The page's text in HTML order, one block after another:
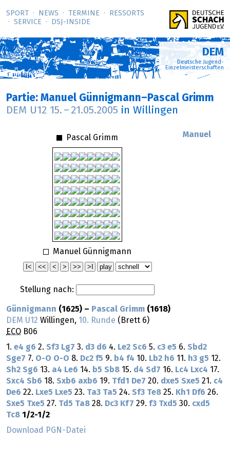
SPORT NEWS TERMINE
RESSORTS
SERVICE
DSJ-­INSIDE
DEM
Deutsche Jugend-
Einzelmeisterschaften
Partie: Manuel Günnigmann–Pascal Grimm
DEM U12 15. – 21.05.2005 in Willingen
Pascal Grimm
Manuel Günnigmann
Stellung nach:
Manuel
Günnigmann (1625) – Pascal Grimm (1618)
DEM U12 Willingen, 10. Runde (Brett 6)
ECO B06
1. e4 g6 2. Sf3 Lg7 3. d3 d6 4. Le2 Sc6 5. c3 e5 6. Sbd2
Sge7 7. O-O O-O 8. Dc2 f5 9. b4 f4 10. Lb2 h6 11. h3 g5 12.
Sh2 Sg6 13. a4 Le6 14. b5 Sb8 15. d4 Sd7 16. Lc4 Lxc4 17.
Sxc4 Sb6 18. Sxb6 axb6 19. Tfd1 De7 20. dxe5 Sxe5 21. c4
De6 22. Lxe5 Lxe5 23. Ta3 Ta5 24. Sf3 Te8 25. Kh1 Df6 26.
Sxe5 Txe5 27. Td5 Ta8 28. Dc3 Kf7 29. f3 Txd5 30. cxd5
Tc8 1/2-1/2
Download PGN-Datei